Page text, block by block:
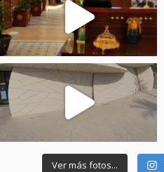
Ver más fotos...